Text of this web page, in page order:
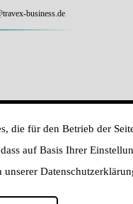
business.de
die für den Betrieb der
auf Basis Ihrer